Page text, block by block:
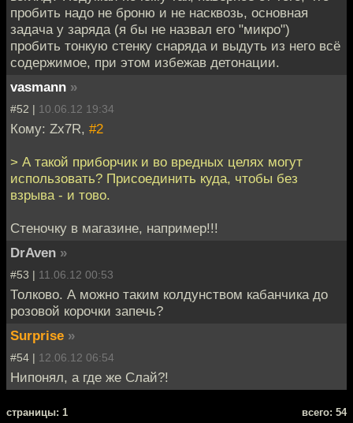
пробить надо не броню и не насквозь, основная
задача у заряда (я бы не назвал его "микро")
пробить тонкую стенку снаряда и выдуть из него всё
содержимое, при этом избежав детонации.
vasmann »
#52 | 10.06.12 19:34
Кому: Zx7R, #2
> А такой приборчик и во вредных целях могут
использовать? Присоединить куда, чтобы без
взрыва - и тово.
Стеночку в магазине, например!!!
DrAven »
#53 | 11.06.12 00:53
Толково. А можно таким колдунством кабанчика до
розовой корочки запечь?
Surprise »
#54 | 12.06.12 06:54
Нипонял, а где же Слай?!
cтраницы: 1 всего: 54